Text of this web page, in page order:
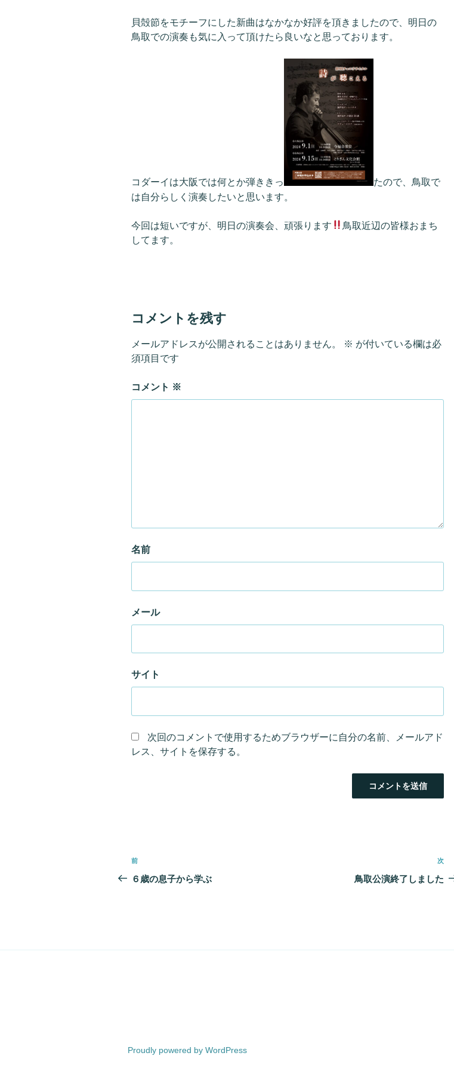
貝殻節をモチーフにした新曲はなかなか好評を頂きましたので、明日の
鳥取での演奏も気に入って頂けたら良いなと思っております。
コダーイは大阪では何とか弾ききっ
たので、鳥取で
は自分らしく演奏したいと思います。
今回は短いですが、明日の演奏会、頑張ります
鳥取近辺の皆様おまち
してます。
コメントを残す
メールアドレスが公開されることはありません。 ※ が付いている欄は必
須項目です
コメント ※
名前
メール
サイト
次回のコメントで使用するためブラウザーに自分の名前、メールアド
レス、サイトを保存する。
投
稿
前
の
前
６歳の息子から学ぶ
次
の
次
鳥取公演終了しました
Proudly powered by WordPress